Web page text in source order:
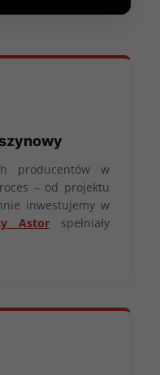
producentów w
– od projektu
inwestujemy w
Astor spełniały